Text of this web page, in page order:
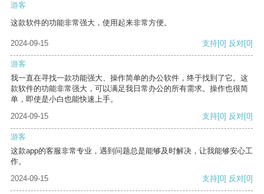
游客
这款软件的功能非常强大，使用起来非常方便。
2024-09-15 支持[0] 反对[0]
游客
我一直在寻找一款功能强大、操作简单的办公软件，终于找到了它。这
款软件的功能非常强大，可以满足我日常办公的所有需求。操作也很简
单，即使是小白也能快速上手。
2024-09-15
支持[0] 反对[0]
游客
这款app的客服非常专业，遇到问题总是能够及时解决，让我能够安心工
作。
2024-09-15
支持[0] 反对[0]